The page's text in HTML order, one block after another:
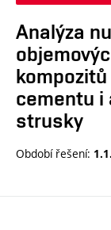
Analýza
cementu i
strusky
Období řešení: